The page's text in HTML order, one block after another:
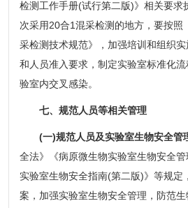
检测工作手册(试行第二版)》相关要求
次采用20合1混采检测的地方，要按照
采检测技术规范》，加强培训和组织
和人员准入要求，制定实验室标准化
验室内交叉感染。
七、规范人员等相关管理
(一)规范人员及实验室生物安全管
全法》《病原微生物实验室生物安全
实验室生物安全指南(第二版)》等规定
案，加强实验室生物安全管理，防范